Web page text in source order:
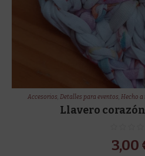
Accesorios,Detalles para eventos,Hecho a
Llavero
3,00